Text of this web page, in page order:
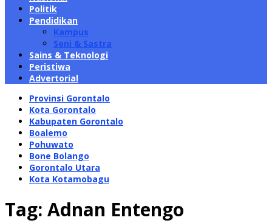
Politik
Pendidikan
Kampus
Seni & Sastra
Sains & Teknologi
Peristiwa
Advertorial
Provinsi Gorontalo
Kota Gorontalo
Kabupaten Gorontalo
Boalemo
Pohuwato
Bone Bolango
Gorontalo Utara
Kota Kotamobagu
Tag: Adnan Entengo